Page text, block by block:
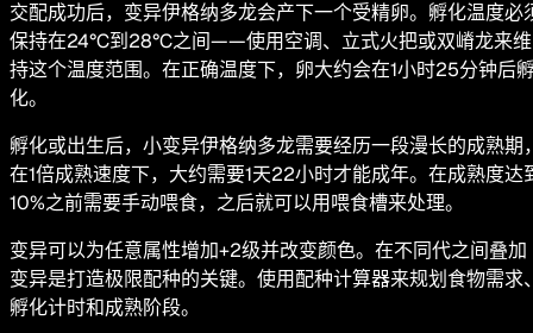
交配成功后，变异伊格纳多龙会产下一个受精卵。孵化温度必
保持在24°C到28°C之间——使用空调、立式火把或双嵴龙来维
持这个温度范围。在正确温度下，卵大约会在1小时25分钟后
化。
孵化或出生后，小变异伊格纳多龙需要经历一段漫长的成熟期
在1倍成熟速度下，大约需要1天22小时才能成年。在成熟度达
10%之前需要手动喂食，之后就可以用喂食槽来处理。
变异可以为任意属性增加+2级并改变颜色。在不同代之间叠加
变异是打造极限配种的关键。使用配种计算器来规划食物需求
孵化计时和成熟阶段。